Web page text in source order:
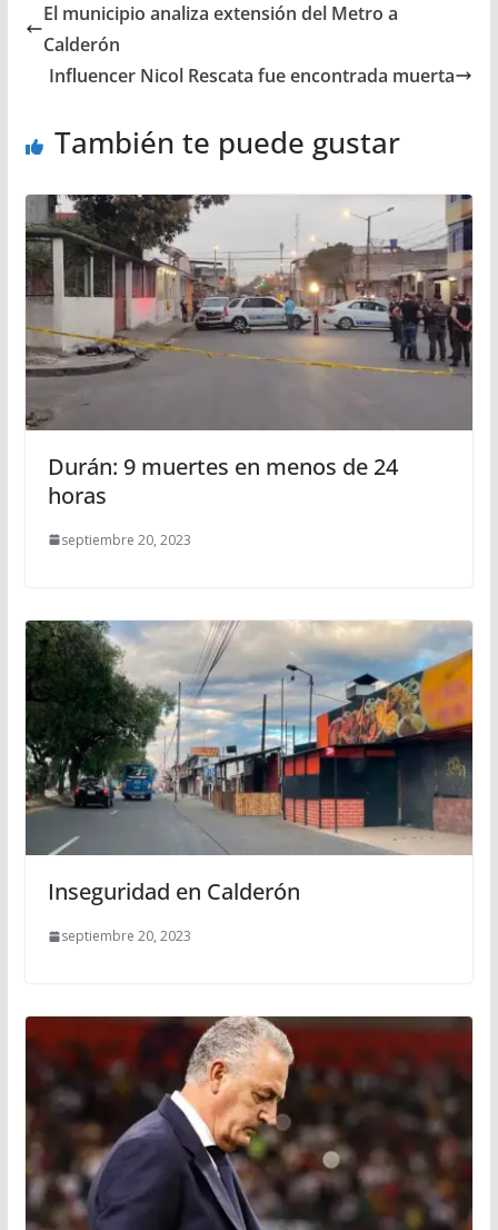
El municipio analiza extensión del Metro a
Calderón
Influencer Nicol Rescata fue encontrada muerta
También te puede gustar
Durán: 9 muertes en menos de 24
horas
septiembre 20, 2023
Inseguridad en Calderón
septiembre 20, 2023